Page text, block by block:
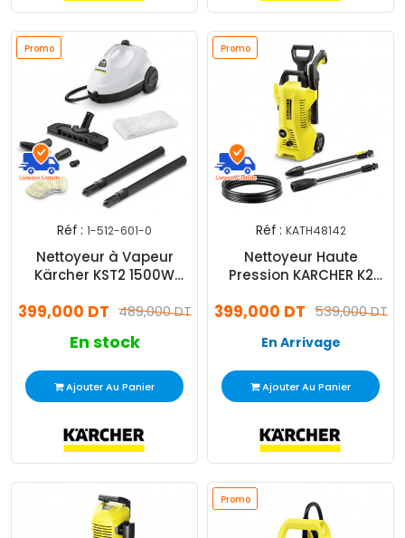
Promo
Réf : 1-512-601-0
Nettoyeur à Vapeur
Kärcher KST2 1500W
489,000 DT
399,000 DT
En stock
Ajouter Au Panier
Promo
Réf : KATH48142
Nettoyeur Haute
Pression KARCHER K2
1.673-600.0539,000 DT
399,000 DT
En Arrivage
Ajouter Au Panier
Promo